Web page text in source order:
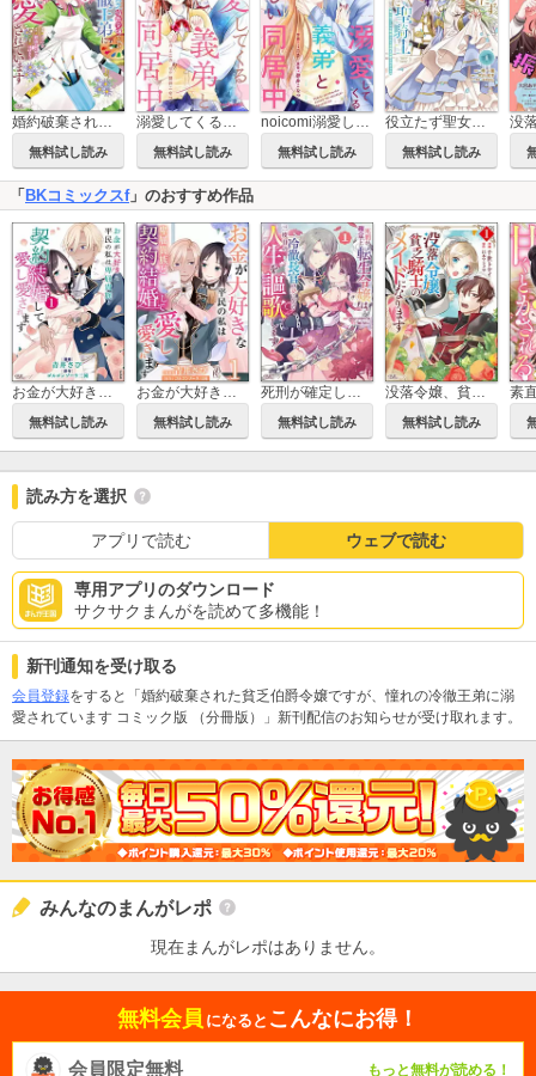
無料試し読み 無料試し読み 無料試し読み 無料試し読み
「 BKコミックスf」のおすすめ作品
お金が大好きな平民の私は卑屈貴族と契約結婚して愛し愛されます コミック版
無料試し読み
お金が大好きな平民の私は卑屈貴族と契約結婚して愛し愛されます コミック版 （分冊版）
無料試し読み
死刑が確定した転生令嬢は、冷徹長官の妻になって三度目の人生を謳歌します！ コミック版
無料試し読み
没落令嬢、貧乏騎士のメイドになります コミック版
無料試し読み
読み方を選択
アプリで読む ウェブで読む
専用アプリのダウンロード
サクサクまんがを読めて多機能！
新刊通知を受け取る
会員登録をすると「婚約破棄された貧乏伯爵令嬢ですが、憧れの冷徹王弟に溺
愛されています コミック版 （分冊版）」新刊配信のお知らせが受け取れます。
みんなのまんがレポ
現在まんがレポはありません。
無料会員 になると こんなにお得！
会員限定無料 もっと無料が読める！